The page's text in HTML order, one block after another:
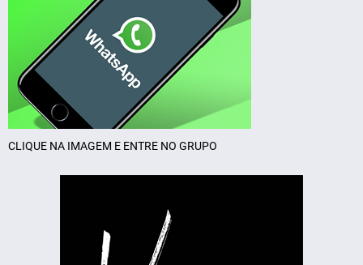
CLIQUE NA IMAGEM E ENTRE NO GRUPO